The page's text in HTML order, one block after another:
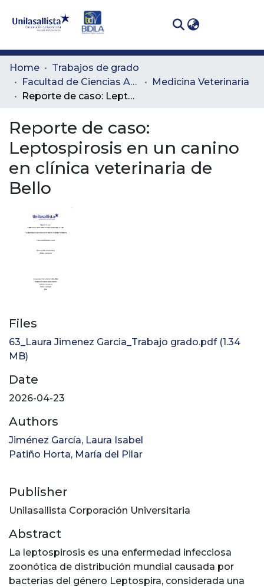
Communities
& Collections
All of DSpace
Statistics
Home
Trabajos de grado
Facultad de Ciencias Administrativas y Agropecuarias
Medicina Veterinaria
Reporte de caso: Leptospirosis en un canino en clínica veterinaria de Bello
Reporte de caso:
Leptospirosis en un canino
en clínica veterinaria de
Bello
Files
63_Laura Jimenez Garcia_Trabajo grado.pdf(1.34
MB)
Date
2026-04-23
Authors
Jiménez García, Laura Isabel
Patiño Horta, María del Pilar
Publisher
Unilasallista Corporación Universitaria
Abstract
La leptospirosis es una enfermedad infecciosa
zoonótica de distribución mundial causada por
bacterias del género Leptospira, considerada una